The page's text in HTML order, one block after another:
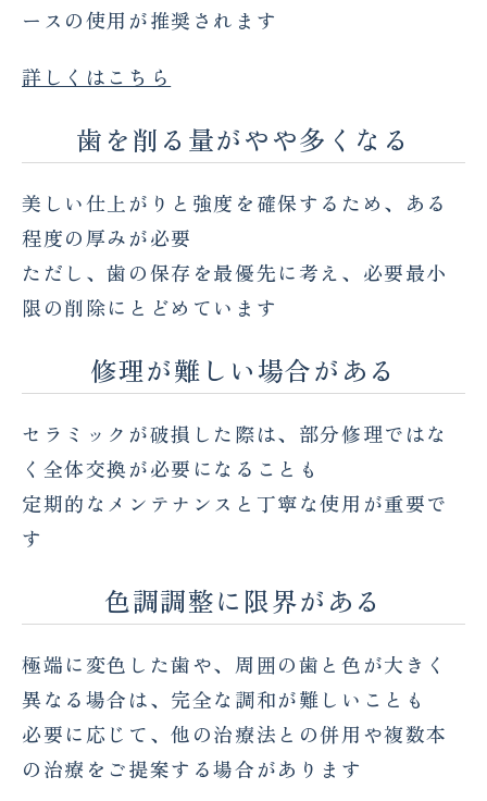
ースの使用が推奨されます
詳しくはこちら
歯を削る量がやや多くなる
美しい仕上がりと強度を確保するため、ある
程度の厚みが必要
ただし、歯の保存を最優先に考え、必要最小
限の削除にとどめています
修理が難しい場合がある
セラミックが破損した際は、部分修理ではな
く全体交換が必要になることも
定期的なメンテナンスと丁寧な使用が重要で
す
色調調整に限界がある
極端に変色した歯や、周囲の歯と色が大きく
異なる場合は、完全な調和が難しいことも
必要に応じて、他の治療法との併用や複数本
の治療をご提案する場合があります